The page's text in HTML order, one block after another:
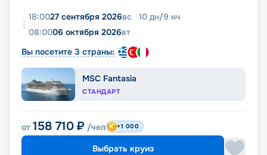
18:0027 сентября 2026вс 10 дн/9 нч
08:0006 октября 2026вт
Вы посетите 3 страны:
MSC Fantasia
СТАНДАРТ
от 158 710 ₽ /чел +1 000
Выбрать круиз